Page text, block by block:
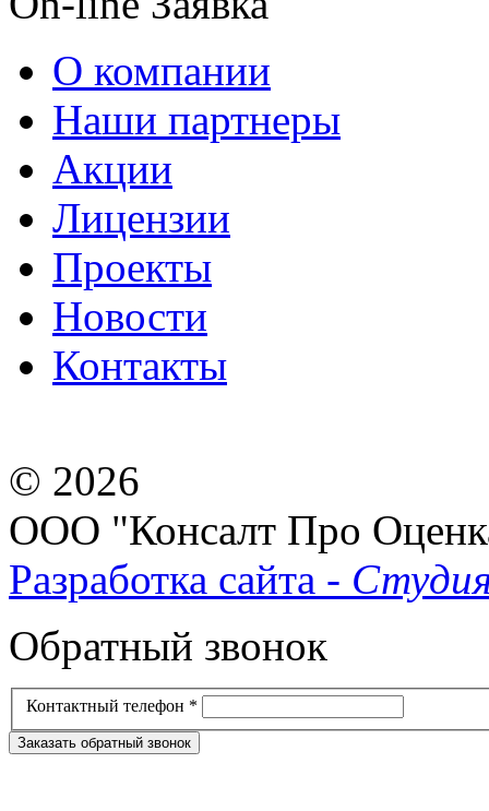
О компании
Наши партнеры
Акции
Лицензии
Проекты
Новости
Контакты
© 2026
ООО "Консалт Про
Разработка сайта -
Обратный звонок
Контактный телефон *